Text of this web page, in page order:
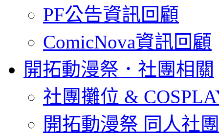
PF公告資訊回顧
ComicNova資訊回顧
開拓動漫祭．社團相關
社團攤位 &
開拓動漫祭 同人社